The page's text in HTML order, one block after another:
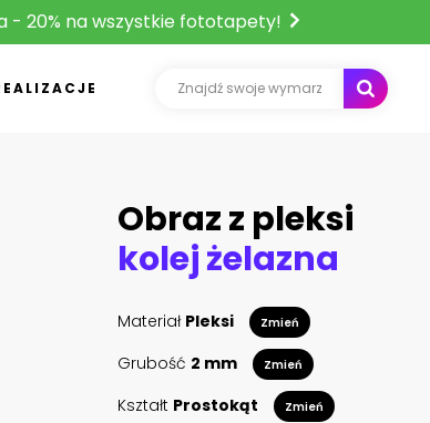
- 20% na wszystkie fototapety!
Obraz z pleksi
kolej żelazna
Materiał Pleksi Zmień
Grubość 2 mm Zmień
Kształt Prostokąt Zmień